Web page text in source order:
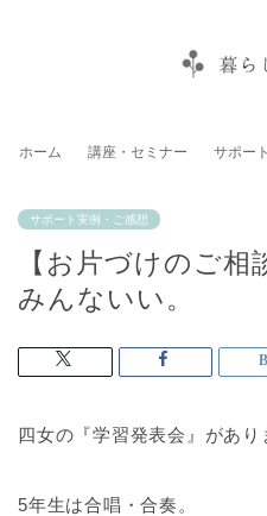
ホーム 講座・セミナー サポー
サポート実例・ご感想
【お片づけのご相
みんないい。
四女の『学習発表会』があり
5年生は合唱・合奏。